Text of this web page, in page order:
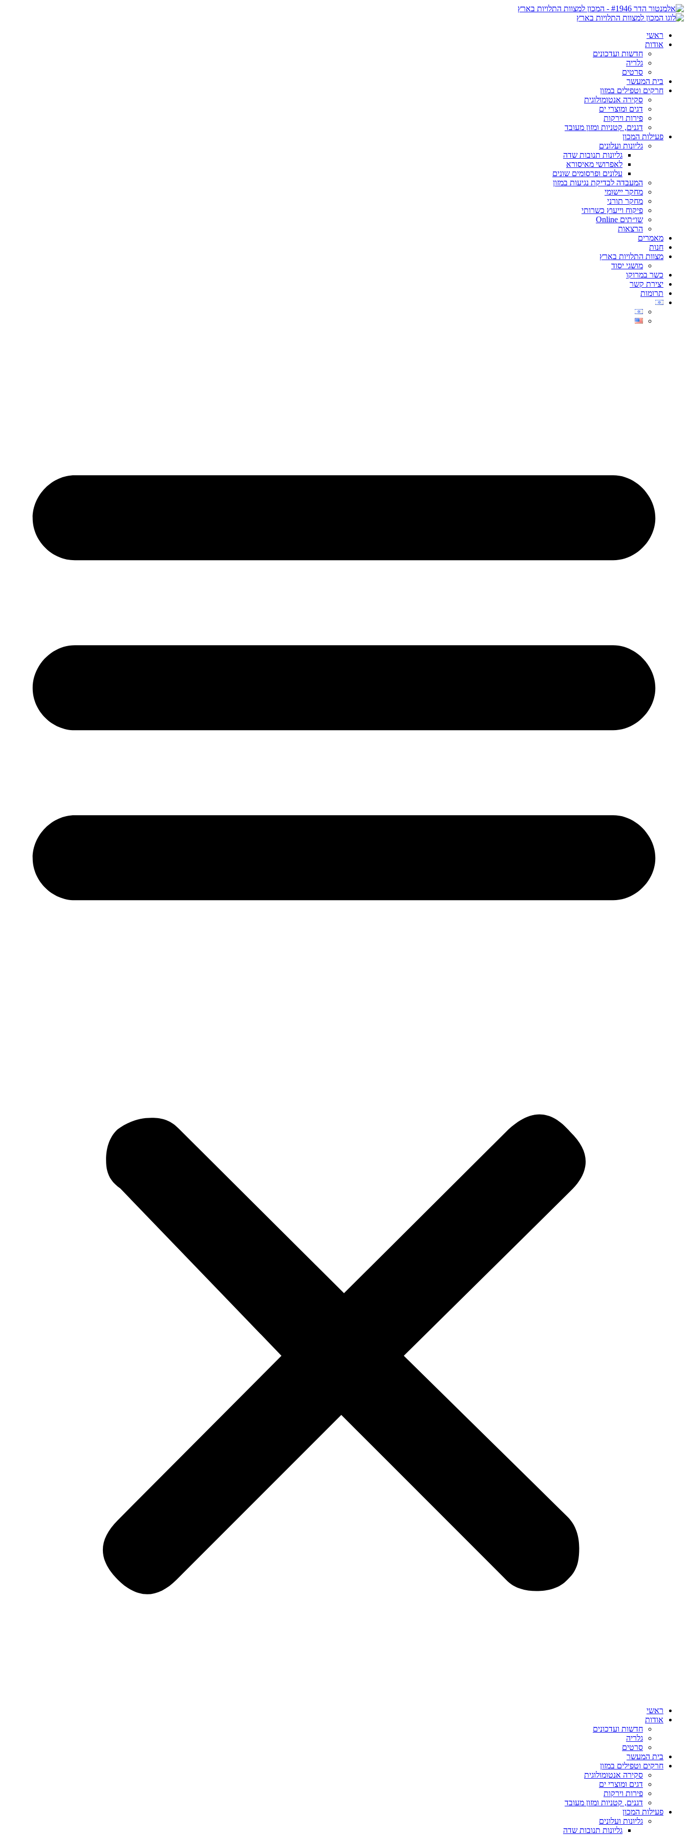
ראשי
אודות
חדשות ועדכונים
גלריה
סרטים
בית המעשר
חרקים וטפילים במזון
סקירה אנטומולוגית
דגים ומוצרי ים
פירות וירקות
דגנים, קטניות ומזון מעובד
פעילות המכון
גליונות ועלונים
גליונות תנובות שדה
לאפרושי מאיסורא
עלונים ופרסומים שונים
המעבדה לבדיקת נגיעות במזון
מחקר יישומי
מחקר תורני
פיקוח וייעוץ כשרותי
שו״תים Online
הרצאות
מאמרים
חנות
מצוות התלויות בארץ
מושגי יסוד
כשר במרוקו
יצירת קשר
תרומות
ראשי
אודות
חדשות ועדכונים
גלריה
סרטים
בית המעשר
חרקים וטפילים במזון
סקירה אנטומולוגית
דגים ומוצרי ים
פירות וירקות
דגנים, קטניות ומזון מעובד
פעילות המכון
גליונות ועלונים
גליונות תנובות שדה